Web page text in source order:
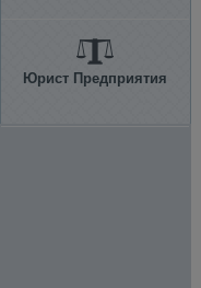
Юрист Предприятия